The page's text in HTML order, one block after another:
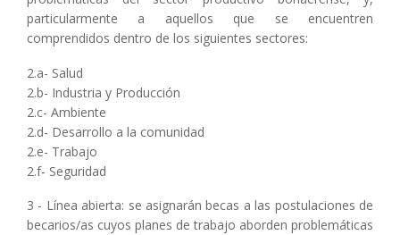
particularmente a aquellos que se encuentren
comprendidos dentro de los siguientes sectores:
2.a- Salud
2.b- Industria y Producción
2.c- Ambiente
2.d- Desarrollo a la comunidad
2.e- Trabajo
2.f- Seguridad
3 - Línea abierta: se asignarán becas a las postulaciones de
becarios/as cuyos planes de trabajo aborden problemáticas